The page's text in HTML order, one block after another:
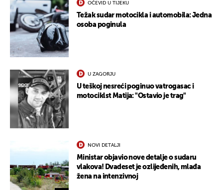
OČEVID U TIJEKU
Težak sudar motocikla i automobila: Jedna
osoba poginula
U ZAGORJU
U teškoj nesreći poginuo vatrogasac i
motociklst Matija: "Ostavio je trag"
NOVI DETALJI
Ministar objavio nove detalje o sudaru
vlakova! Dvadeset je ozlijeđenih, mlađa
žena na intenzivnoj